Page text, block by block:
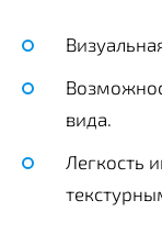
вида.
Легкость